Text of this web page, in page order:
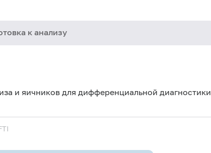
к анализу
и яичников для дифференциальной диагностики